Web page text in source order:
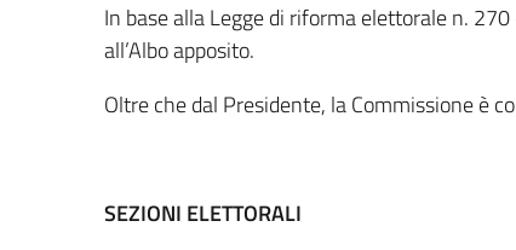
In base alla Legge di riforma elettorale n.
all’Albo apposito.
Oltre che dal Presidente, la Commissione è
SEZIONI ELETTORALI